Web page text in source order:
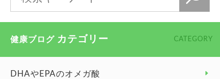
健康ブログ カテゴリー CATEGORY
DHAやEPAのオメガ酸